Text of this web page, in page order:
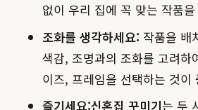
없이 우리 집에 꼭 맞는 작품
조화를 생각하세요: 작품을 배
색감, 조명과의 조화를 고려하
이즈, 프레임을 선택하는 것이
즐기세요:신혼집 꾸미기는 두